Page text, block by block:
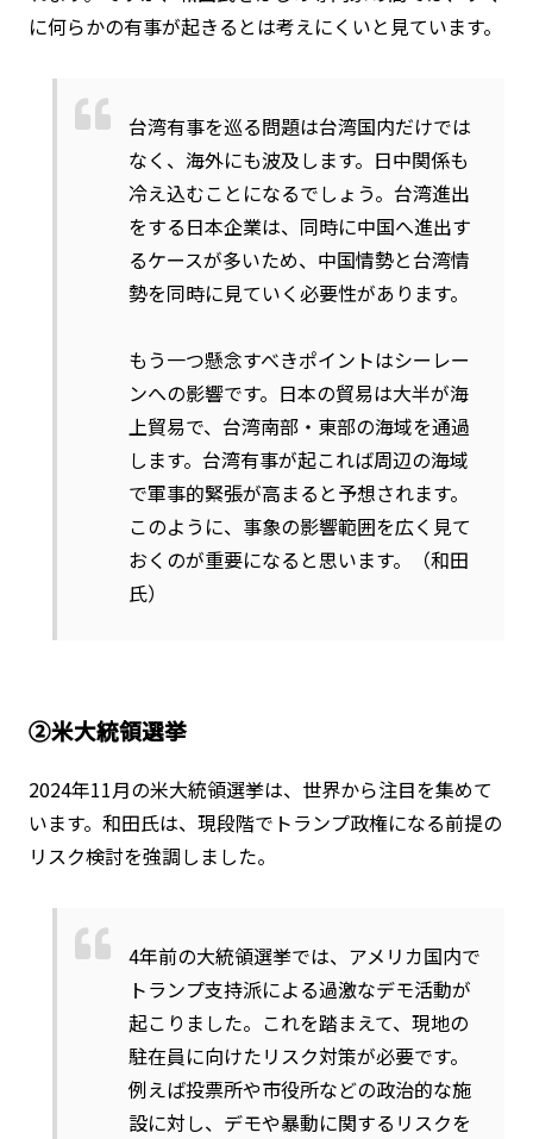
に何らかの有事が起きるとは考えにくいと見ています。
台湾有事を巡る問題は台湾国内だけでは
なく、海外にも波及します。日中関係も
冷え込むことになるでしょう。台湾進出
をする日本企業は、同時に中国へ進出す
るケースが多いため、中国情勢と台湾情
勢を同時に見ていく必要性があります。
もう一つ懸念すべきポイントはシーレー
ンへの影響です。日本の貿易は大半が海
上貿易で、台湾南部・東部の海域を通過
します。台湾有事が起これば周辺の海域
で軍事的緊張が高まると予想されます。
このように、事象の影響範囲を広く見て
おくのが重要になると思います。（和田
氏）
②米大統領選挙
2024年11月の米大統領選挙は、世界から注目を集めて
います。和田氏は、現段階でトランプ政権になる前提の
リスク検討を強調しました。
4年前の大統領選挙では、アメリカ国内で
トランプ支持派による過激なデモ活動が
起こりました。これを踏まえて、現地の
駐在員に向けたリスク対策が必要です。
例えば投票所や市役所などの政治的な施
設に対し、デモや暴動に関するリスクを